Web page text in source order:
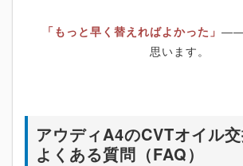
「もっと早く替えればよかった」 ――
思います。
アウディA4のCVTオイル
よくある質問（FAQ）